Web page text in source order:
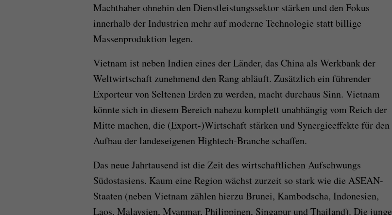
Machthaber ohnehin den Dienstleistungssektor stärken und den Fokus
innerhalb der Industrien mehr auf moderne Technologie statt billige
Massenproduktion legen.
Vietnam ist neben Indien eines der Länder, das China als Werkbank der
Weltwirtschaft zunehmend den Rang abläuft. Zusätzlich ein führender
Exporteur von Seltenen Erden zu werden, macht durchaus Sinn. Vietnam
könnte sich in diesem Bereich nahezu komplett unabhängig vom Reich der
Mitte machen, die (Export-)Wirtschaft stärken und Synergieeffekte für den
Aufbau der landeseigenen Hightech-Branche schaffen.
Das neue Jahrtausend ist die Zeit des wirtschaftlichen Aufschwungs
Südostasiens. Kaum eine Region wächst zurzeit so stark wie die ASEAN-
Staaten (neben Vietnam zählen hierzu Brunei, Kambodscha, Indonesien,
Laos, Malaysien, Myanmar, Philippinen, Singapur und Thailand). Die junge